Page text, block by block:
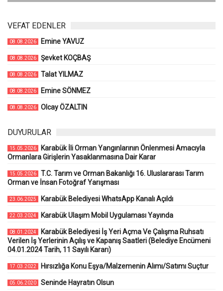
VEFAT EDENLER
08.08.2026 Emine YAVUZ
08.08.2026 Şevket KOÇBAŞ
08.08.2026 Talat YILMAZ
08.08.2026 Emine SÖNMEZ
08.08.2026 Olcay ÖZALTIN
DUYURULAR
15.05.2026
Karabük İli Orman Yangınlarının Önlenmesi Amacıyla
Ormanlara Girişlerin Yasaklanmasına Dair Karar
15.05.2026
T.C. Tarım ve Orman Bakanlığı 16. Uluslararası Tarım
Orman ve İnsan Fotoğraf Yarışması
23.06.2025 Karabük Belediyesi WhatsApp Kanalı Açıldı
22.03.2024 Karabük Ulaşım Mobil Uygulaması Yayında
08.01.2024
Karabük Belediyesi İş Yeri Açma Ve Çalışma Ruhsatı
Verilen İş Yerlerinin Açılış ve Kapanış Saatleri (Belediye Encümeni
04.01.2024 Tarih, 11 Sayılı Kararı)
17.03.2022 Hırsızlığa Konu Eşya/Malzemenin Alımı/Satımı Suçtur
05.06.2020 Seninde Hayratın Olsun